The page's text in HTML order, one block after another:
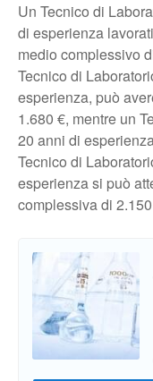
Un Tecnico di
di esperienza
medio complessivo
Tecnico di
esperienza, può
1.680 €, mentre un
20 anni di
Tecnico di
esperienza si può
complessiva di